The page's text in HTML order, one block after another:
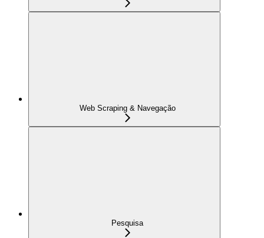
Web Scraping & Navegação
Pesquisa